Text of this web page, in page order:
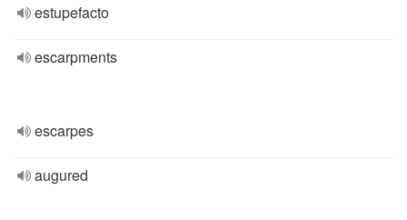
estupefacto
escarpments
escarpes
augured